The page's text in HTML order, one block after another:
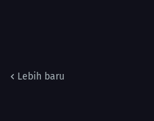
Lebih baru